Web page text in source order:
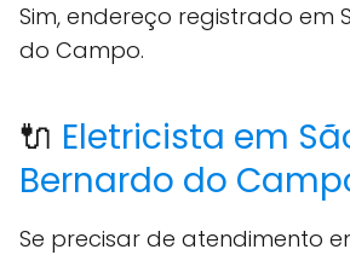
Sim, endereço registrado em
do Campo.
🔌 Eletricista em
Bernardo do
Se precisar de atendimento